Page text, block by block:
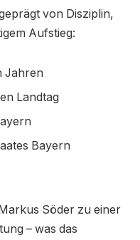
von Disziplin,
Aufstieg:
Jahren
Landtag
Bayern
Söder zu einer
– was das